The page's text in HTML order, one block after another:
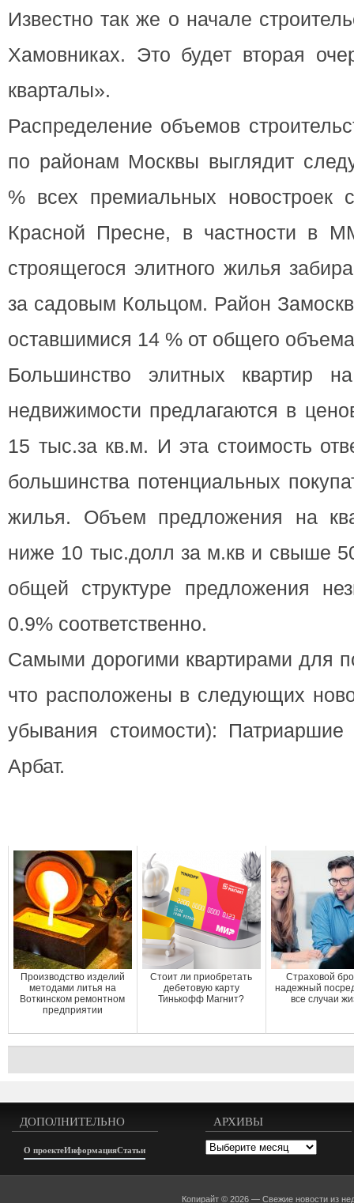
Известно так же о начале
Хамовниках. Это будет вторая
кварталы».
Распределение объемов
по районам Москвы выглядит
% всех премиальных новостроек
Красной Пресне, в частности в
строящегося элитного жилья
за садовым Кольцом. Район
оставшимися 14 % от общего
Большинство элитных квартир
недвижимости предлагаются в
15 тыс.за кв.м. И эта стоимость
большинства потенциальных
жилья. Объем предложения на
ниже 10 тыс.долл за м.кв и свыше
общей структуре предложения
0.9% соответственно.
Самыми дорогими квартирами для
что расположены в следующих
убывания стоимости):
Арбат.
Производство изделий
методами литья на
Воткинском ремонтном
предприятии
Стоит ли приобретать
дебетовую карту
Тинькофф Магнит?
Страховой
надежный
все случаи
ДОПОЛНИТЕЛЬНО
О проектеИнформацияСтатьи
АРХИВЫ
Архивы
Копирайт © 2026 —Свежие новости из